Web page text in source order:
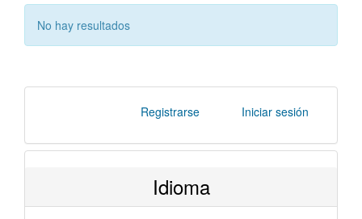
No hay resultados
Registrarse Iniciar sesión
Idioma